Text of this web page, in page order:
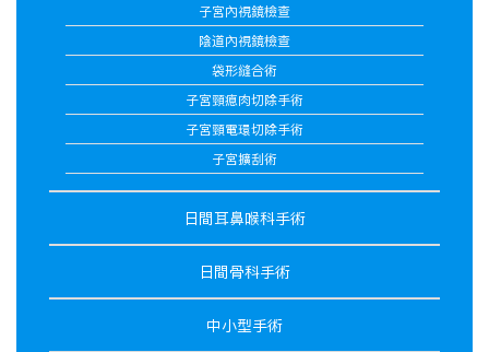
子宮內視鏡檢查
陰道內視鏡檢查
袋形縫合術
子宮頸瘜肉切除手術
子宮頸電環切除手術
子宮擴刮術
日間耳鼻喉科手術
日間骨科手術
中小型手術